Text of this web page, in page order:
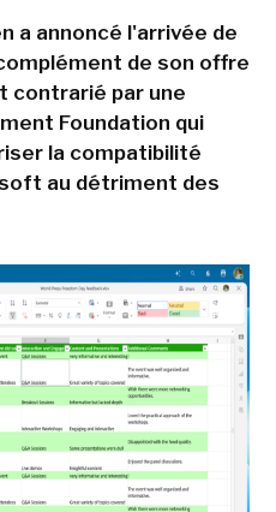
a annoncé l'arrivée de
de son offre
contrarié par une
Foundation qui
la compatibilité
au détriment des